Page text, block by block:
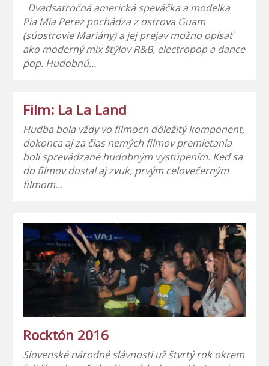
Dvadsaťročná americká speváčka a modelka
Pia Mia Perez pochádza z ostrova Guam
(súostrovie Mariány) a jej prejav možno opísať
ako moderný mix štýlov R&B, electropop a dance
pop. Hudobnú…
Film: La La Land
Hudba bola vždy vo filmoch dôležitý komponent,
dokonca aj za čias nemých filmov premietania
boli sprevádzané hudobným vystúpením. Keď sa
do filmov dostal aj zvuk, prvým celovečerným
filmom…
Rocktón 2016
Slovenské národné slávnosti už štvrtý rok okrem